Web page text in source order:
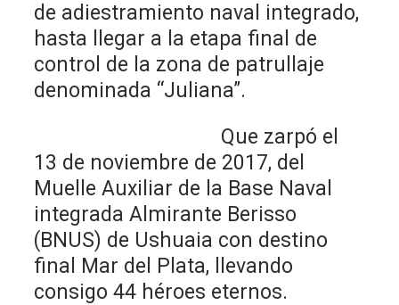
de adiestramiento naval integrado,
hasta llegar a la etapa final de
control de la zona de patrullaje
denominada “Juliana”.
Que zarpó el
13 de noviembre de 2017, del
Muelle Auxiliar de la Base Naval
integrada Almirante Berisso
(BNUS) de Ushuaia con destino
final Mar del Plata, llevando
consigo 44 héroes eternos.